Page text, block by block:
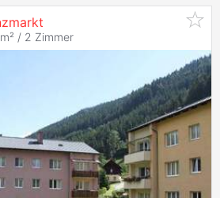
/ 2 Zimmer